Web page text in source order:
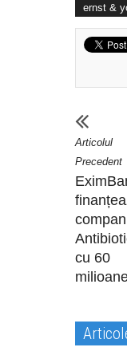
ernst &
Articolul
Precedent
cu 60